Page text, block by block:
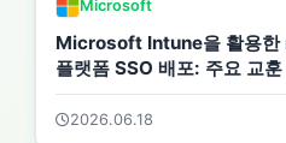
Microsoft
Microsoft Intune을 활용한
플랫폼 SSO 배포: 주요 교훈
2026.06.18